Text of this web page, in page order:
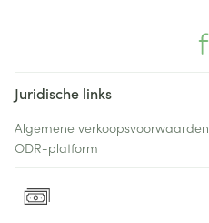
Juridische links
Algemene verkoopsvoorwaarden
ODR-platform